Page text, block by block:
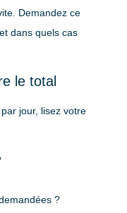
Demandez ce
dans quels cas
le total
jour, lisez votre
?